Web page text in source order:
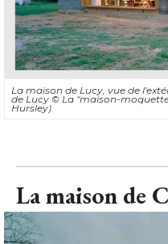
La maison de Lucy, vue de
de Lucy © La "maison-
Hursley)
La maison de